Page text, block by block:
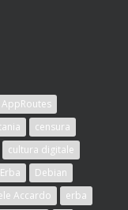
AppRoutes
censura
cultura digitale
Debian
Accardo
erba